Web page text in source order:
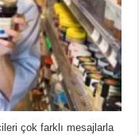
çok farklı mesajlarla